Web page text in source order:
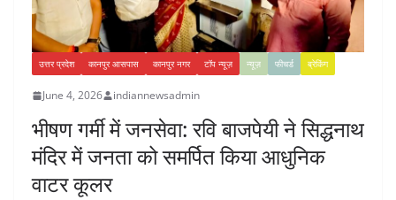
उत्तर प्रदेश कानपुर आसपास कानपुर नगर टॉप न्यूज़ न्यूज़ फीचर्ड ब्रेकिंग
June 4, 2026 indiannewsadmin
भीषण गर्मी में जनसेवा: रवि बाजपेयी ने सिद्धनाथ
मंदिर में जनता को समर्पित किया आधुनिक
वाटर कूलर